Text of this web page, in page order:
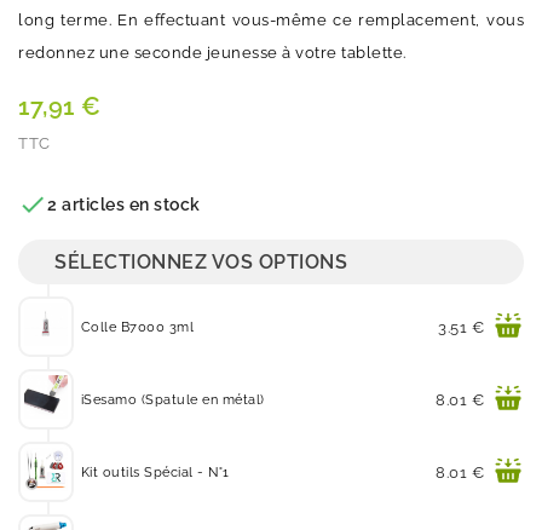
long terme. En effectuant vous-même ce remplacement, vous
redonnez une seconde jeunesse à votre tablette.
17,91 €
TTC
2 articles en stock
SÉLECTIONNEZ VOS OPTIONS
Colle B7000 3ml Prix
3.51 €
iSesamo (Spatule en métal) Prix
8.01 €
Kit outils Spécial - N°1 Prix
8.01 €